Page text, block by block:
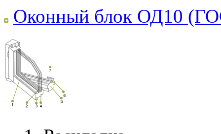
Оконный блок ОД10